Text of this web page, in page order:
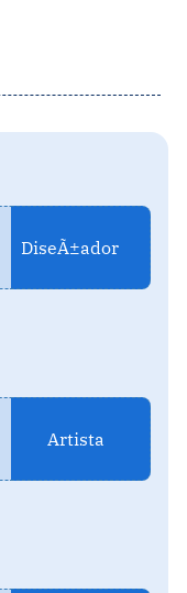
DiseÃ±ador
Artista